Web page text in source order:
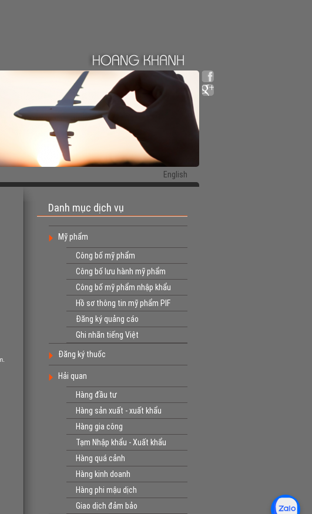
English
Danh mục dịch vụ
Mỹ phẩm
Công bố mỹ phẩm
Công bố lưu hành mỹ phẩm
Công bố mỹ phẩm nhập khẩu
Hồ sơ thông tin mỹ phẩm PIF
Đăng ký quảng cáo
Ghi nhãn tiếng Việt
Đăng ký thuốc
Hải quan
Hàng đầu tư
Hàng sản xuất - xuất khẩu
Hàng gia công
Tạm Nhập khẩu - Xuất khẩu
Hàng quá cảnh
Hàng kinh doanh
Hàng phi mậu dịch
Giao dịch đảm bảo